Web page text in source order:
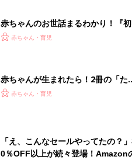
ランキングをもっと見る